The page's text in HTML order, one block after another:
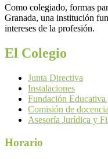
Como colegiado, formas
Granada, una institución
intereses de la profesión.
El Colegio
Junta Directiva
Instalaciones
Fundación
Comisión de docencia
Asesoría Jurídica y
Horario